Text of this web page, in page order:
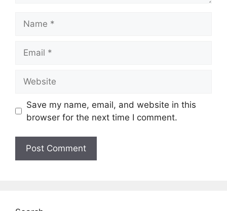
Save my name, email, and website in this
browser for the next time I comment.